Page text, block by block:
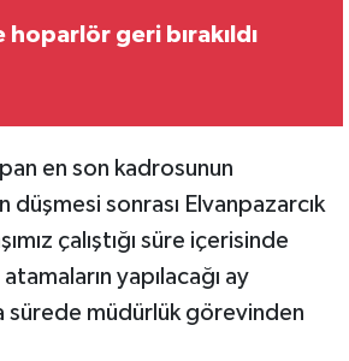
hoparlör geri bırakıldı
en son kadrosunun
sonrası Elvanpazarcık
çalıştığı süre içerisinde
yapılacağı ay
sürede müdürlük görevinden